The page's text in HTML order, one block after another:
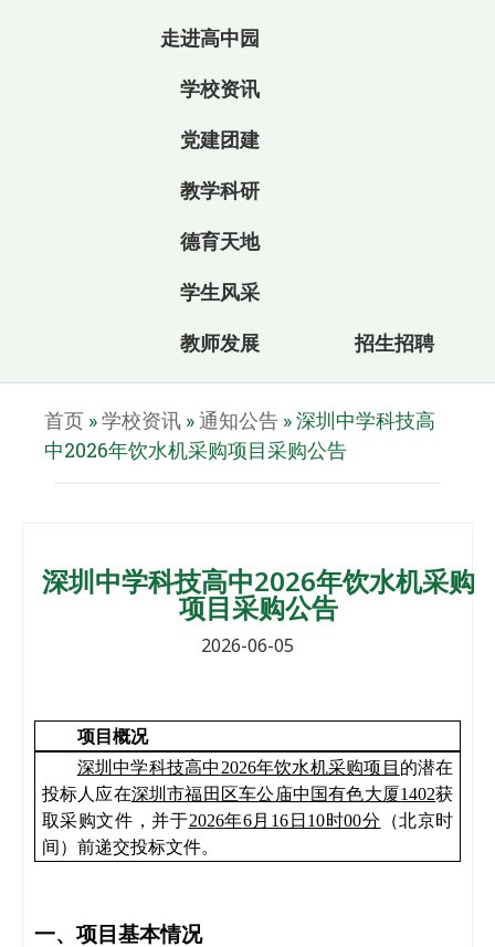
走进高中园
学校资讯
党建团建
教学科研
德育天地
学生风采
教师发展 招生招聘
首页 »学校资讯 »通知公告 »深圳中学科技高
中2026年饮水机采购项目采购公告
深圳中学科技高中2026年饮水机采购
项目采购公告
2026-06-05
项目概况
深圳中学科技高中 2026年饮水机采购项目 的潜在
投标人应在深圳市福田区车公庙中国有色大厦1402获
取采购文件 ，并于2026年6月16日10时00分 （北京时
间）前递交投标文件。
一、项目基本情况